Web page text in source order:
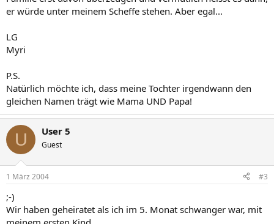
er würde unter meinem Scheffe stehen. Aber egal...
LG
Myri
P.S.
Natürlich möchte ich, dass meine Tochter irgendwann den
gleichen Namen trägt wie Mama UND Papa!
U User 5
Guest
1 März 2004 #3
;-)
Wir haben geheiratet als ich im 5. Monat schwanger war, mit